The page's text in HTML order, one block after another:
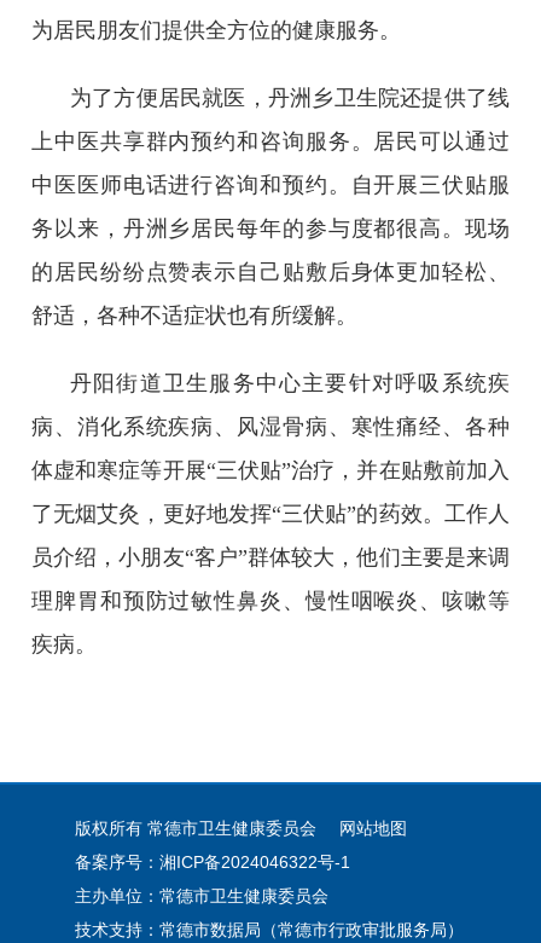
为居民朋友们提供全方位的健康服务。
为了方便居民就医，丹洲乡卫生院还提供了线
上中医共享群内预约和咨询服务。居民可以通过
中医医师电话进行咨询和预约。自开展三伏贴服
务以来，丹洲乡居民每年的参与度都很高。现场
的居民纷纷点赞表示自己贴敷后身体更加轻松、
舒适，各种不适症状也有所缓解。
丹阳街道卫生服务中心主要针对呼吸系统疾
病、消化系统疾病、风湿骨病、寒性痛经、各种
体虚和寒症等开展“三伏贴”治疗，并在贴敷前加入
了无烟艾灸，更好地发挥“三伏贴”的药效。工作人
员介绍，小朋友“客户”群体较大，他们主要是来调
理脾胃和预防过敏性鼻炎、慢性咽喉炎、咳嗽等
疾病。
版权所有 常德市卫生健康委员会
网站地图
备案序号：湘ICP备2024046322号-1
主办单位：常德市卫生健康委员会
技术支持：常德市数据局（常德市行政审批服务局）